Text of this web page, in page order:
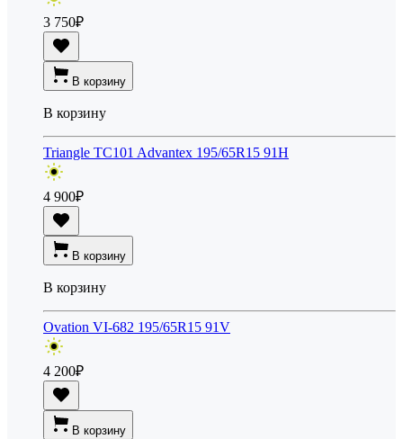
3 750₽
В корзину
В корзину
Triangle TC101 Advantex 195/65R15 91H
4 900₽
В корзину
В корзину
Ovation VI-682 195/65R15 91V
4 200₽
В корзину